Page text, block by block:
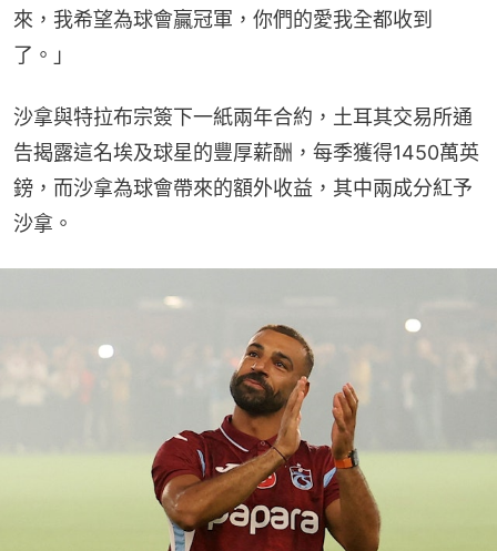
來，我希望為球會贏冠軍，你們的愛我全都收到
了。」
沙拿與特拉布宗簽下一紙兩年合約，土耳其交易所通
告揭露這名埃及球星的豐厚薪酬，每季獲得1450萬英
鎊，而沙拿為球會帶來的額外收益，其中兩成分紅予
沙拿。